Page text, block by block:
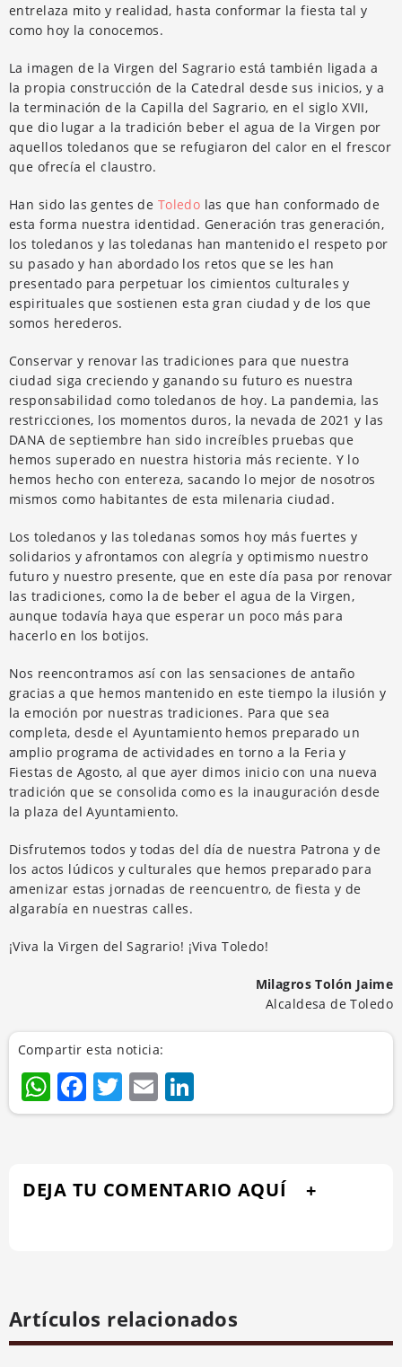
entrelaza mito y realidad, hasta conformar la fiesta tal y
como hoy la conocemos.
La imagen de la Virgen del Sagrario está también ligada a
la propia construcción de la Catedral desde sus inicios, y a
la terminación de la Capilla del Sagrario, en el siglo XVII,
que dio lugar a la tradición beber el agua de la Virgen por
aquellos toledanos que se refugiaron del calor en el frescor
que ofrecía el claustro.
Han sido las gentes de Toledo las que han conformado de
esta forma nuestra identidad. Generación tras generación,
los toledanos y las toledanas han mantenido el respeto por
su pasado y han abordado los retos que se les han
presentado para perpetuar los cimientos culturales y
espirituales que sostienen esta gran ciudad y de los que
somos herederos.
Conservar y renovar las tradiciones para que nuestra
ciudad siga creciendo y ganando su futuro es nuestra
responsabilidad como toledanos de hoy. La pandemia, las
restricciones, los momentos duros, la nevada de 2021 y las
DANA de septiembre han sido increíbles pruebas que
hemos superado en nuestra historia más reciente. Y lo
hemos hecho con entereza, sacando lo mejor de nosotros
mismos como habitantes de esta milenaria ciudad.
Los toledanos y las toledanas somos hoy más fuertes y
solidarios y afrontamos con alegría y optimismo nuestro
futuro y nuestro presente, que en este día pasa por renovar
las tradiciones, como la de beber el agua de la Virgen,
aunque todavía haya que esperar un poco más para
hacerlo en los botijos.
Nos reencontramos así con las sensaciones de antaño
gracias a que hemos mantenido en este tiempo la ilusión y
la emoción por nuestras tradiciones. Para que sea
completa, desde el Ayuntamiento hemos preparado un
amplio programa de actividades en torno a la Feria y
Fiestas de Agosto, al que ayer dimos inicio con una nueva
tradición que se consolida como es la inauguración desde
la plaza del Ayuntamiento.
Disfrutemos todos y todas del día de nuestra Patrona y de
los actos lúdicos y culturales que hemos preparado para
amenizar estas jornadas de reencuentro, de fiesta y de
algarabía en nuestras calles.
¡Viva la Virgen del Sagrario! ¡Viva Toledo!
Milagros Tolón Jaime
Alcaldesa de Toledo
Compartir esta noticia:
WhatsApp
Facebook
Twitter
Email
DEJA TU COMENTARIO AQUÍ
Artículos relacionados